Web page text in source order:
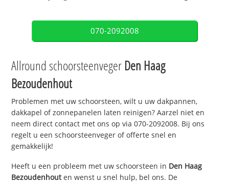
070-2092008
Allround schoorsteenveger Den Haag
Bezoudenhout
Problemen met uw schoorsteen, wilt u uw dakpannen,
dakkapel of zonnepanelen laten reinigen? Aarzel niet en
neem direct contact met ons op via 070-2092008. Bij ons
regelt u een schoorsteenveger of offerte snel en
gemakkelijk!
Heeft u een probleem met uw schoorsteen in Den Haag
Bezoudenhouten wenst u snel hulp, bel ons. De